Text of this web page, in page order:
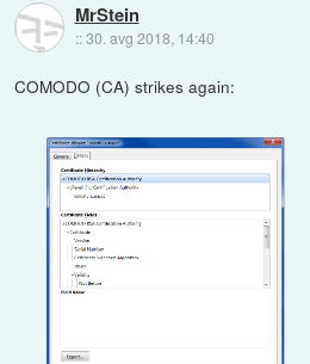
MrStein
::30. avg 2018, 14:40
COMODO (CA) strikes again: